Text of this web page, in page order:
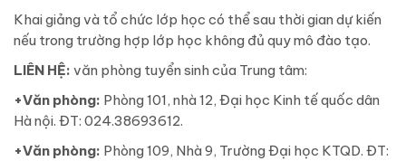
Khai giảng và tổ chức lớp học có thể sau thời gian dự kiến
nếu trong trường hợp lớp học không đủ quy mô đào tạo.
LIÊN HỆ: văn phòng tuyển sinh của Trung tâm:
+Văn phòng: Phòng 101, nhà 12, Đại học Kinh tế quốc dân
Hà nội. ĐT: 024.38693612.
+Văn phòng: Phòng 109, Nhà 9, Trường Đại học KTQD. ĐT: